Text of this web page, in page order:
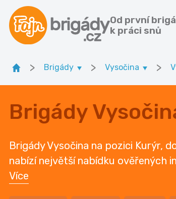
Od první
k práci snů
> Brigády > Vysočina >
Brigády
Brigády Vysočina na pozici Kurýr,
nabízí největší nabídku ověřených
Více